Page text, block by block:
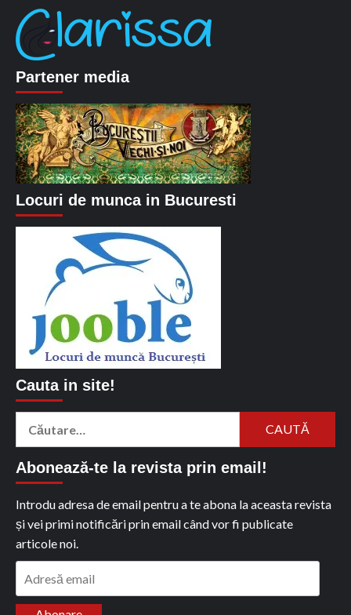
Partener media
Locuri de munca in Bucuresti
Cauta in site!
Caută
Abonează-te la revista prin email!
Introdu adresa de email pentru a te abona la aceasta revista
și vei primi notificări prin email când vor fi publicate
articole noi.